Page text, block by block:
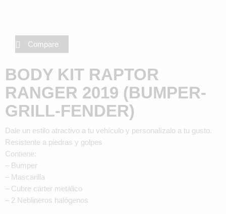
BODY KIT RAPTOR
RANGER 2019 (BUMPER-
GRILL-FENDER)
Dale un estilo atractivo a tu vehículo y personalízalo a tu gusto.
Resistente a piedras y golpes
Contiene:
– Bumper
– Mascarilla
– Cubre cárter metálico
– 2 Neblineros halógenos
Compare